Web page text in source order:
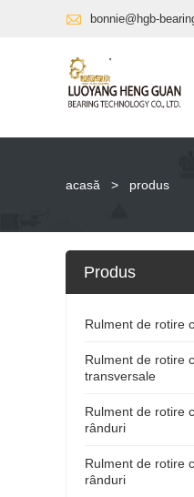
 bonnie@hgb-
acasă > produs
Produs
Rulment de rotire
Rulment de rotire
transversale
Rulment de rotire
rânduri
Rulment de rotire
rânduri